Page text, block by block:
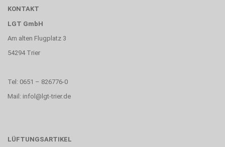
KONTAKT
LGT GmbH
Am alten Flugplatz 3
54294 Trier
Tel: 0651 – 826776-0
Mail: infol@lgt-trier.de
LÜFTUNGSARTIKEL